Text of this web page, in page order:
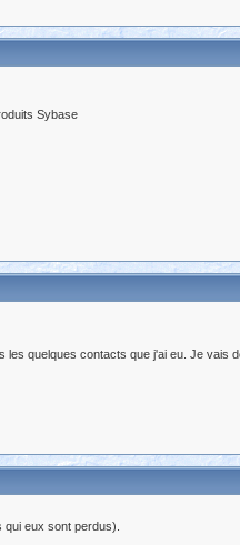
Sybase
quelques contacts que j'ai eu. Je
eux sont perdus).